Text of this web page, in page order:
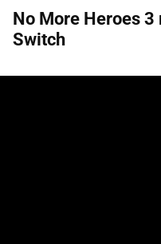
No More Heroes
Switch